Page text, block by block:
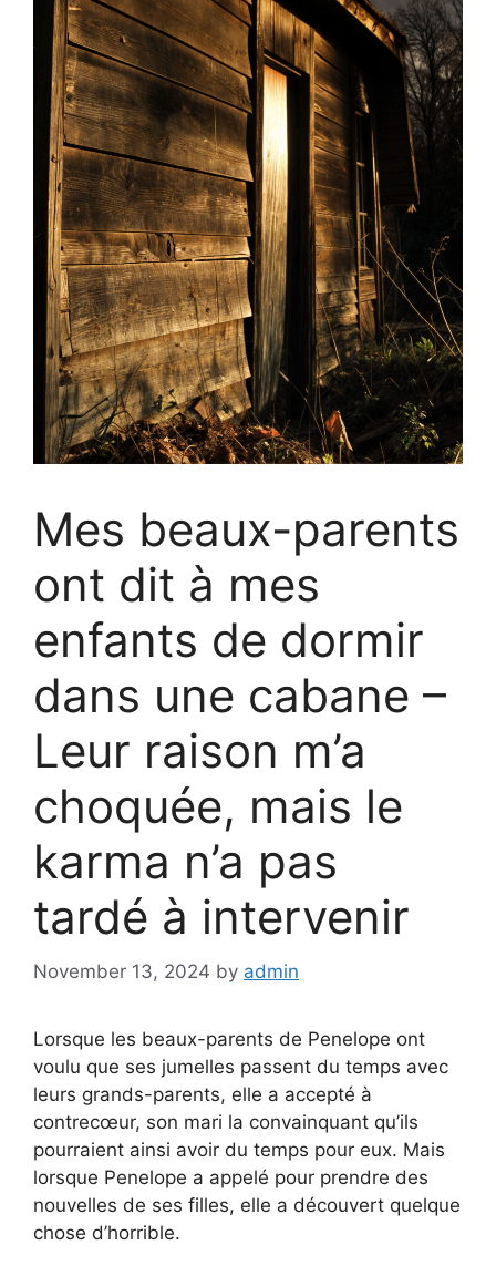
Mes beaux-parents
ont dit à mes
enfants de dormir
dans une cabane –
Leur raison m’a
choquée, mais le
karma n’a pas
tardé à intervenir
November 13, 2024 by admin
Lorsque les beaux-parents de Penelope ont
voulu que ses jumelles passent du temps avec
leurs grands-parents, elle a accepté à
contrecœur, son mari la convainquant qu’ils
pourraient ainsi avoir du temps pour eux. Mais
lorsque Penelope a appelé pour prendre des
nouvelles de ses filles, elle a découvert quelque
chose d’horrible.